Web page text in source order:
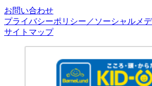
お問い合わせ
プライバシーポリシー／ソーシャルメ
サイトマップ